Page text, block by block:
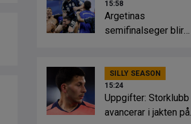
15:58
Argetinas
semifinalseger blir
SILLY SEASON
15:24
Uppgifter: Storklubb
avancerar i jakten på